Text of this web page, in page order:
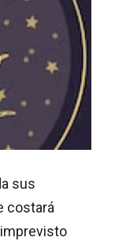
sus
costará